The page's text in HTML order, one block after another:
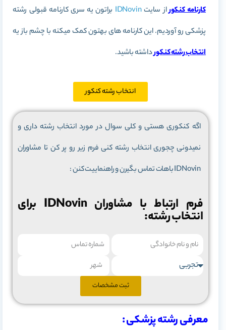
کارنامه کنکوراز سایتIDNovin براتون یه سری کارنامه قبولی رشته
پزشکی رو آوردیم. این کارنامه های بهتون کمک میکنه با چشم باز یه
انتخاب رشته کنکورداشته باشید.
انتخاب رشته کنکور
اگه کنکوری هستی و کلی سوال در مورد انتخاب رشته داری و
نمیدونی چجوری انتخاب رشته کنی فرم زیر رو پر کن تا مشاوران
IDNovin باهات تماس بگیرن و راهنماییت کنن :
فرم ارتباط با مشاوران IDNovin برای
انتخاب رشته:
ثبت مشخصات
معرفی رشته پزشکی :